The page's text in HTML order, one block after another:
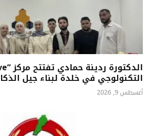
التكنولوجي في خلدة لبناء جيل
أغسطس 9, 2026